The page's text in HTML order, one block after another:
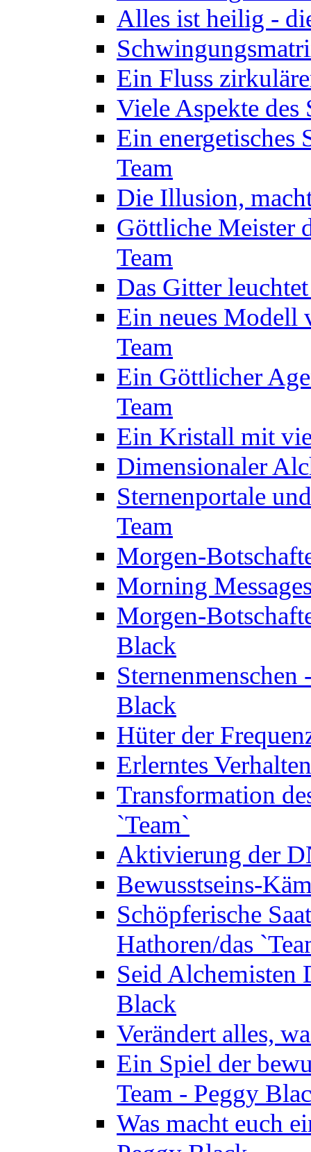
Alles ist heilig -
Ein Fluss
Viele Aspekte des
Ein energetisches
Team
Die Illusion,
Göttliche Meister
Team
Das Gitter
Ein neues Modell
Team
Ein Göttlicher
Team
Ein Kristall mit
Dimensionaler
Sternenportale
Team
Morgen-
Morning
Morgen-
Black
Black
Hüter der
Erlerntes
Transformation
`Team`
Aktivierung der
Bewusstseins-
Schöpferische
Hathoren/das
Seid Alchemisten
Black
Verändert alles,
Ein Spiel der
Team - Peggy
Was macht euch